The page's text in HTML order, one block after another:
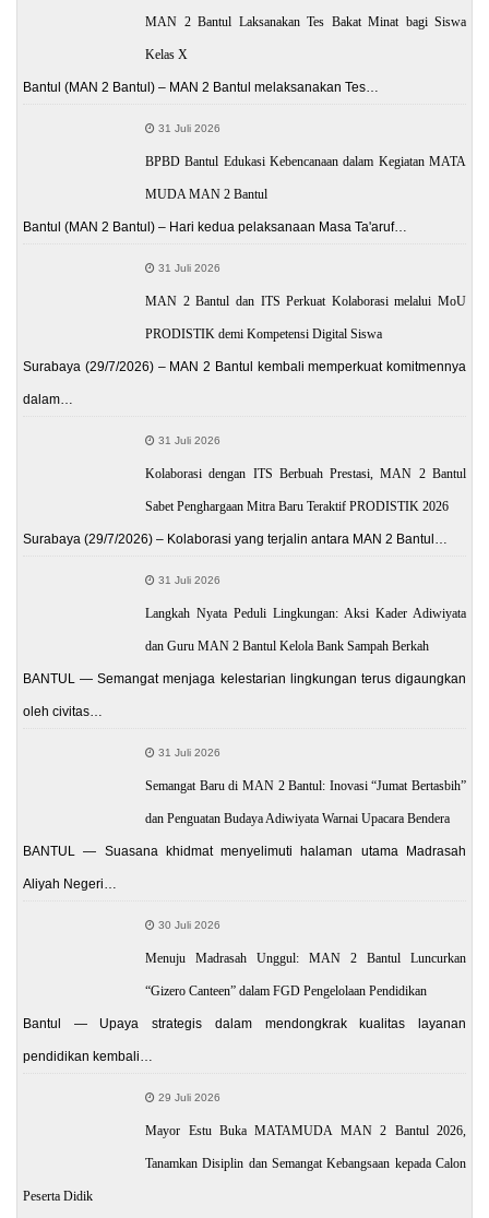
MAN 2 Bantul Laksanakan Tes Bakat Minat bagi Siswa
Kelas X
Bantul (MAN 2 Bantul) – MAN 2 Bantul melaksanakan Tes…
31 Juli 2026
BPBD Bantul Edukasi Kebencanaan dalam Kegiatan MATA
MUDA MAN 2 Bantul
Bantul (MAN 2 Bantul) – Hari kedua pelaksanaan Masa Ta'aruf…
31 Juli 2026
MAN 2 Bantul dan ITS Perkuat Kolaborasi melalui MoU
PRODISTIK demi Kompetensi Digital Siswa
Surabaya (29/7/2026) – MAN 2 Bantul kembali memperkuat komitmennya
dalam…
31 Juli 2026
Kolaborasi dengan ITS Berbuah Prestasi, MAN 2 Bantul
Sabet Penghargaan Mitra Baru Teraktif PRODISTIK 2026
Surabaya (29/7/2026) – Kolaborasi yang terjalin antara MAN 2 Bantul…
31 Juli 2026
Langkah Nyata Peduli Lingkungan: Aksi Kader Adiwiyata
dan Guru MAN 2 Bantul Kelola Bank Sampah Berkah
BANTUL — Semangat menjaga kelestarian lingkungan terus digaungkan
oleh civitas…
31 Juli 2026
Semangat Baru di MAN 2 Bantul: Inovasi “Jumat Bertasbih”
dan Penguatan Budaya Adiwiyata Warnai Upacara Bendera
BANTUL — Suasana khidmat menyelimuti halaman utama Madrasah
Aliyah Negeri…
30 Juli 2026
Menuju Madrasah Unggul: MAN 2 Bantul Luncurkan
“Gizero Canteen” dalam FGD Pengelolaan Pendidikan
Bantul — Upaya strategis dalam mendongkrak kualitas layanan
pendidikan kembali…
29 Juli 2026
Mayor Estu Buka MATAMUDA MAN 2 Bantul 2026,
Tanamkan Disiplin dan Semangat Kebangsaan kepada Calon
Peserta Didik